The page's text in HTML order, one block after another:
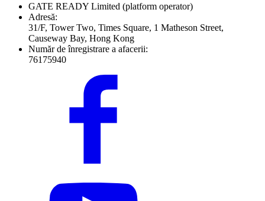
GATE READY Limited (platform operator)
Adresă:
31/F, Tower Two, Times Square, 1 Matheson Street,
Causeway Bay, Hong Kong
Număr de înregistrare a afacerii:
76175940